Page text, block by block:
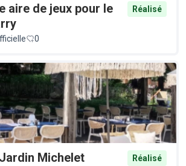
aire de jeux pour le
Réalisé
0
Michelet
Réalisé